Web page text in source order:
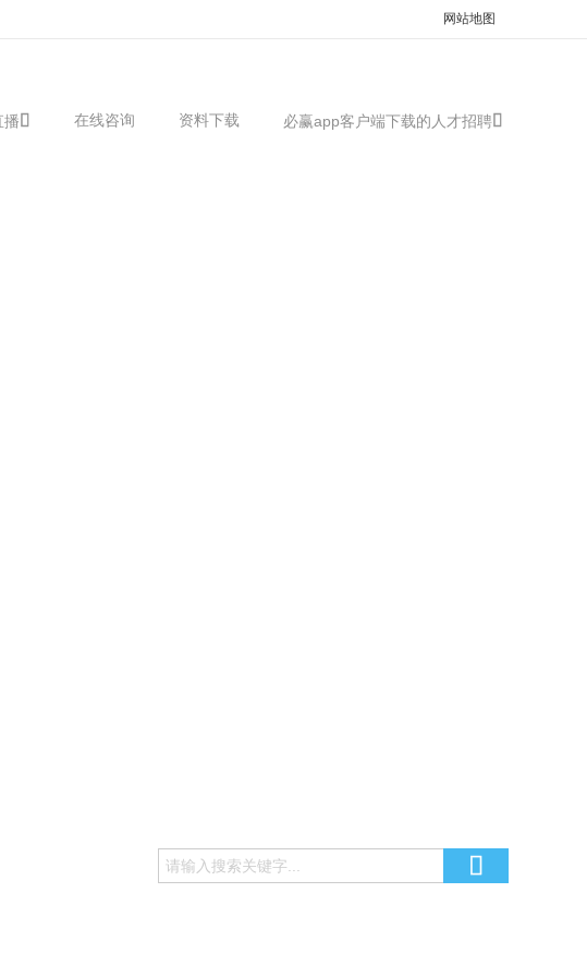
网站地图
播 在线咨询 资料下载 必赢app客户端下载的人才招聘